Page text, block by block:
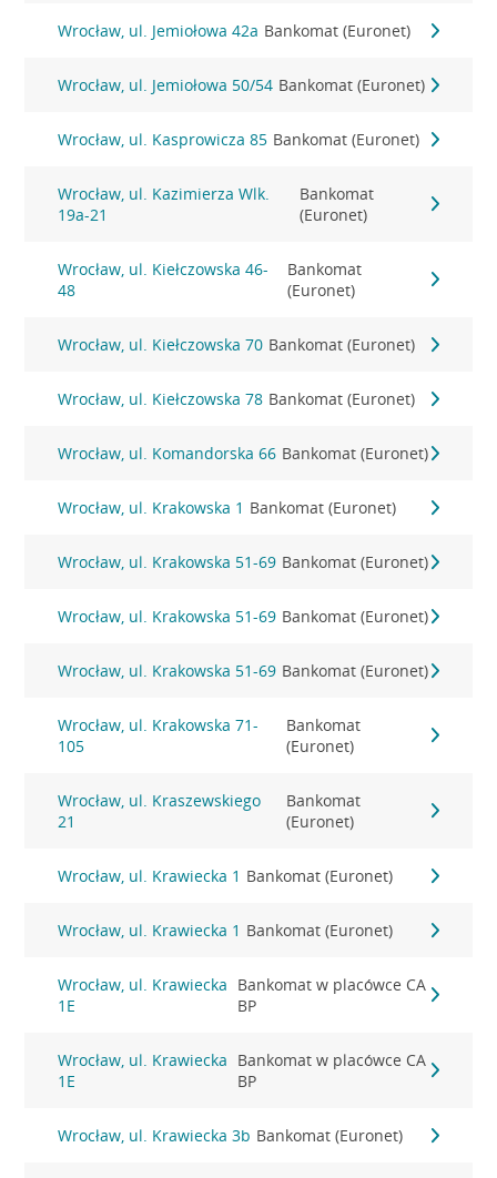
Wrocław, ul. Jemiołowa 42a Bankomat (Euronet)
Wrocław, ul. Jemiołowa 50/54 Bankomat (Euronet)
Wrocław, ul. Kasprowicza 85 Bankomat (Euronet)
Wrocław, ul. Kazimierza Wlk.
19a-21
Bankomat
(Euronet)
Wrocław, ul. Kiełczowska 46-
48
Bankomat
(Euronet)
Wrocław, ul. Kiełczowska 70 Bankomat (Euronet)
Wrocław, ul. Kiełczowska 78 Bankomat (Euronet)
Wrocław, ul. Komandorska 66 Bankomat (Euronet)
Wrocław, ul. Krakowska 1 Bankomat (Euronet)
Wrocław, ul. Krakowska 51-69 Bankomat (Euronet)
Wrocław, ul. Krakowska 51-69 Bankomat (Euronet)
Wrocław, ul. Krakowska 51-69 Bankomat (Euronet)
Wrocław, ul. Krakowska 71-
105
Bankomat
(Euronet)
Wrocław, ul. Kraszewskiego
21
Bankomat
(Euronet)
Wrocław, ul. Krawiecka 1 Bankomat (Euronet)
Wrocław, ul. Krawiecka 1 Bankomat (Euronet)
Wrocław, ul. Krawiecka
1E
Bankomat w placówce CA
BP
Wrocław, ul. Krawiecka
1E
Bankomat w placówce CA
BP
Wrocław, ul. Krawiecka 3b Bankomat (Euronet)